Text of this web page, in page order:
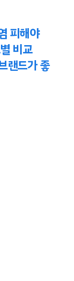
피해야
비교
랜드가 좋